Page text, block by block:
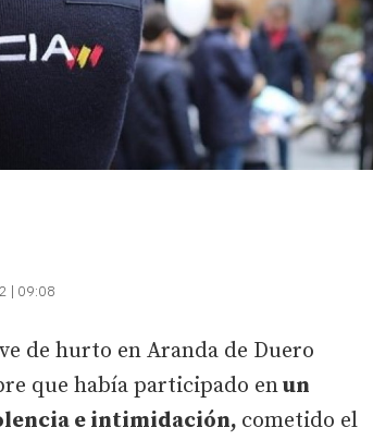
| 09:08
de hurto en Aranda de Duero
que había participado enun
e intimidación, cometido el